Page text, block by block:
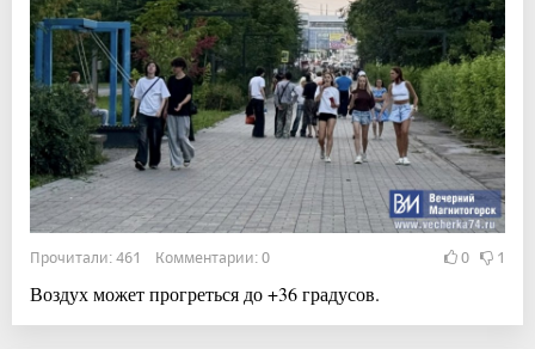
Прочитали: 461 Комментарии: 0 0 1
Воздух может прогреться до +36 градусов.